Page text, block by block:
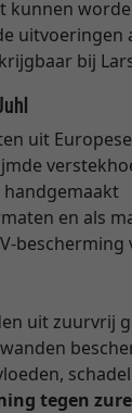
kunnen
bij
uit
en als
uit zuurvrij
tegen